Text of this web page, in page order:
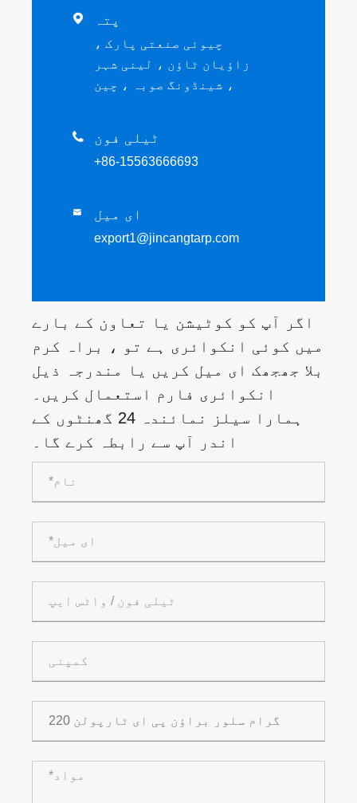
 پتہ
چیوئی صنعتی پارک ،
زاؤیان ٹاؤن ، لینی شہر
، شینڈونگ صوبہ ، چین
 ٹیلی فون
+86-15563666693
 ای میل
export1@jincangtarp.com
اگر آپ کو کوٹیشن یا تعاون کے بارے
میں کوئی انکوائری ہے تو ، براہ کرم
بلا جھجھک ای میل کریں یا مندرجہ ذیل
انکوائری فارم استعمال کریں۔
ہمارا سیلز نمائندہ 24 گھنٹوں کے
اندر آپ سے رابطہ کرے گا۔